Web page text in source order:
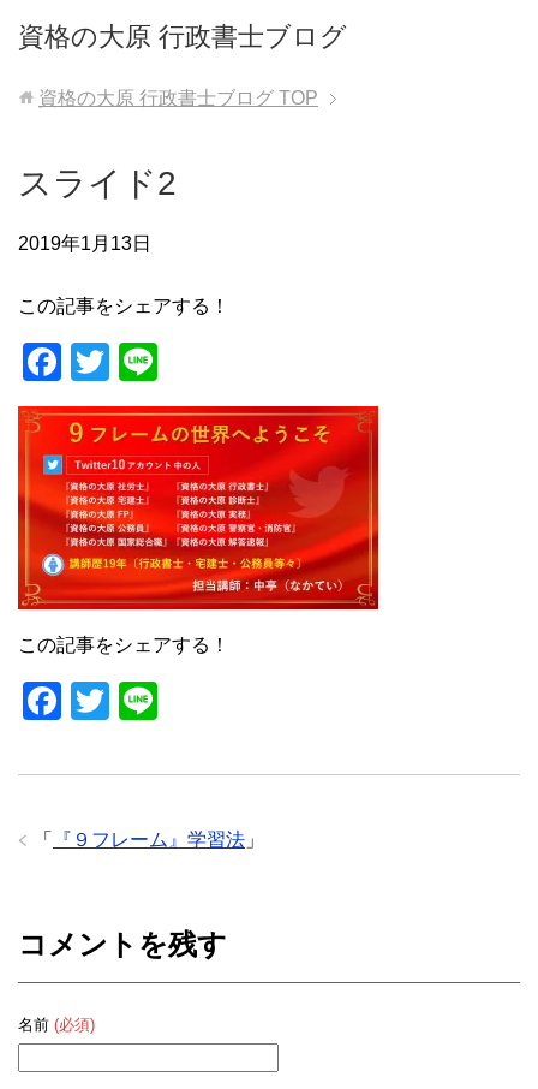
資格の大原 行政書士ブログ
資格の大原 行政書士ブログ TOP
スライド2
2019年1月13日
この記事をシェアする！
F
a
c
e
b
o
o
k
T
wi
tt
er
n
e
この記事をシェアする！
F
c
b
o
T
tt
e
「 『９フレーム』学習法 」
コメントを残す
名前 (必須)